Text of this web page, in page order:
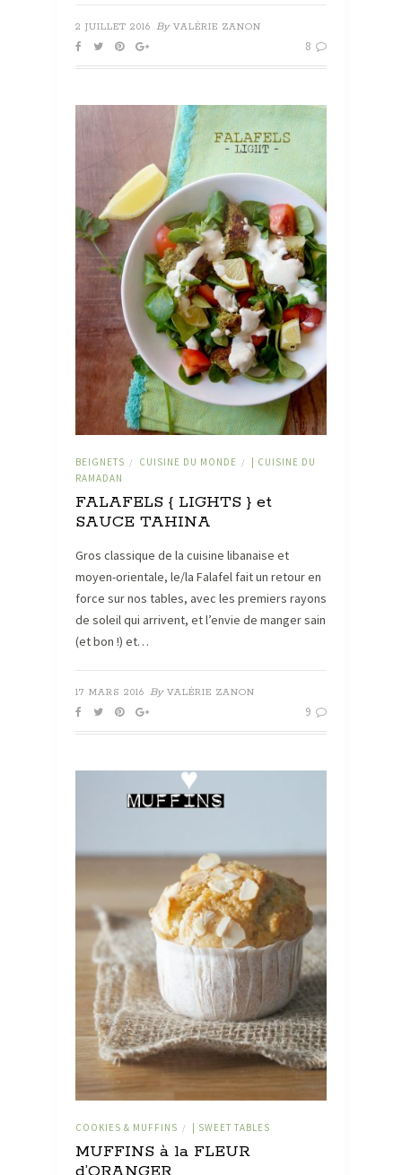
2 JUILLET 2016 By VALÉRIE ZANON
8
BEIGNETS / CUISINE DU MONDE /
| CUISINE DU
RAMADAN
FALAFELS { LIGHTS } et
SAUCE TAHINA
Gros classique de la cuisine libanaise et
moyen-orientale, le/la Falafel fait un retour en
force sur nos tables, avec les premiers rayons
de soleil qui arrivent, et l’envie de manger sain
(et bon !) et…
17 MARS 2016 By VALÉRIE ZANON
9
COOKIES & MUFFINS / | SWEET TABLES
MUFFINS à la FLEUR